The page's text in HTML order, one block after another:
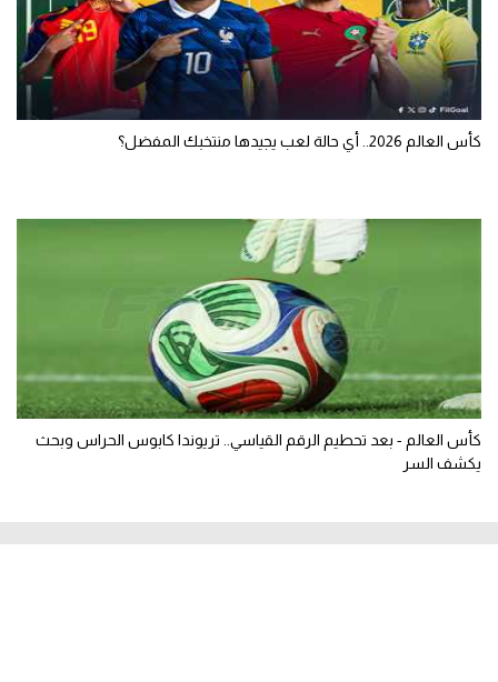
كأس العالم 2026.. أي حالة لعب يجيدها منتخبك المفضل؟
كأس العالم - بعد تحطيم الرقم القياسي.. تريوندا كابوس الحراس وبحث
يكشف السر